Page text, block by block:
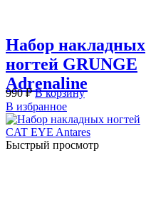
Набор накладных
ногтей GRUNGE
Adrenaline
990₽ В корзину
В избранное
Быстрый просмотр